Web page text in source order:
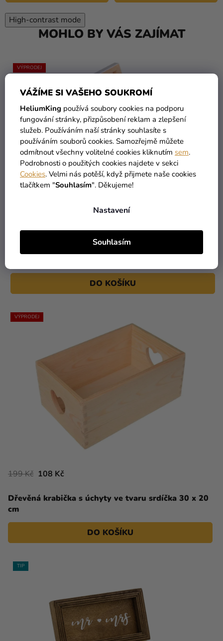
VÁŽÍME SI VAŠEHO SOUKROMÍ
HeliumKing používá soubory cookies na podporu
fungování stránky, přizpůsobení reklam a zlepšení
služeb. Používáním naší stránky souhlasíte s
používáním souborů cookies. Samozřejmě můžete
odmítnout všechny volitelné cookies kliknutím sem.
Podrobnosti o použitých cookies najdete v sekci
Cookies. Velmi nás potěší, když přijmete naše cookies
tlačítkem "Souhlasím". Děkujeme!
Nastavení
Souhlasím
High-contrast mode
MOHLO BY VÁS ZAJÍMAT
VÝPRODEJ
DO KOŠÍKU
VÝPRODEJ
Dřevěná krabička s úchyty ve tvaru srdíčka 30 x 20
cm
199 Kč 108 Kč
DO KOŠÍKU
TIP